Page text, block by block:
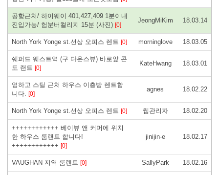
공항근처/ 하이웨이 401,427,409 1분이내
진입가능/ 험분버컬리지 15분 (사진) [0]
JeongMiKim 18.03.14
North York Yonge st.선상 오피스 렌트 [0] morninglove 18.03.05
쉐퍼드 웨스트역 (구 다운스뷰) 바로앞 콘
도 랜트 [0]
KateHwang 18.03.01
영하고 스틸 근처 하우스 이층방 렌트합
니다. [0]
agnes 18.02.22
North York Yonge st.선상 오피스 렌트 [0] 웹관리자 18.02.20
++++++++++++ 베이뷰 앤 커머에 위치
한 하우스 룸랜트 합니다!
++++++++++++ [0]
jinijin-e 18.02.17
VAUGHAN 지역 룸렌트 [0] SallyPark 18.02.16